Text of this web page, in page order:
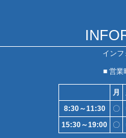
イン
■ 営業
月
8:30～11:30
〇
15:30～19:00
〇